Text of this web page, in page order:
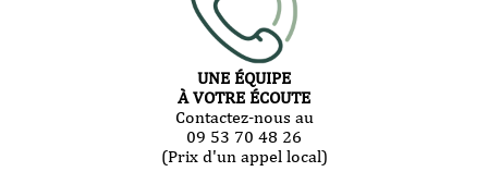
UNE ÉQUIPE
À VOTRE ÉCOUTE
Contactez-nous au
09 53 70 48 26
(Prix d'un appel local)